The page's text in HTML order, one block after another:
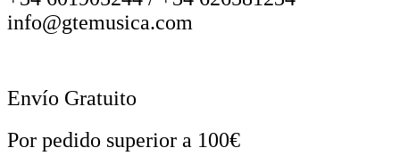
info@gtemusica.com
Envío Gratuito
Por pedido superior a 100€